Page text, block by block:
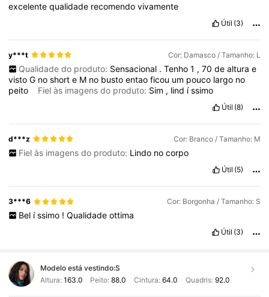
excelentequalidade recomendovivamente
Útil (3)
y***t Cor: Damasco / Tamanho: L
Qualidade do produto: Sensacional . Tenho 1 , 70 de altura e
vistoG noshorte M no bustoentaoficou um pouco largo no
peito
Fiel às imagens do produto: Sim , lind íssimo
Útil (8)
d***z Cor: Branco / Tamanho: M
Fiel às imagens do produto: Lindo no corpo
Útil (5)
3***6 Cor: Borgonha / Tamanho: S
Bel íssimo ! Qualidade ottima
Útil (3)
Modelo está vestindo:S
Altura: 163.0 Peito:88.0 Cintura: 64.0 Quadris: 92.0